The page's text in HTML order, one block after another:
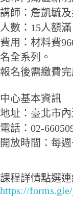
講師：詹凱毓
人數：15人額滿
費用：材料費
名全系列。
報名後需繳費
中心基本資訊
地址：臺北市
電話：02-
開放時間：每
課程詳情點選連
https://